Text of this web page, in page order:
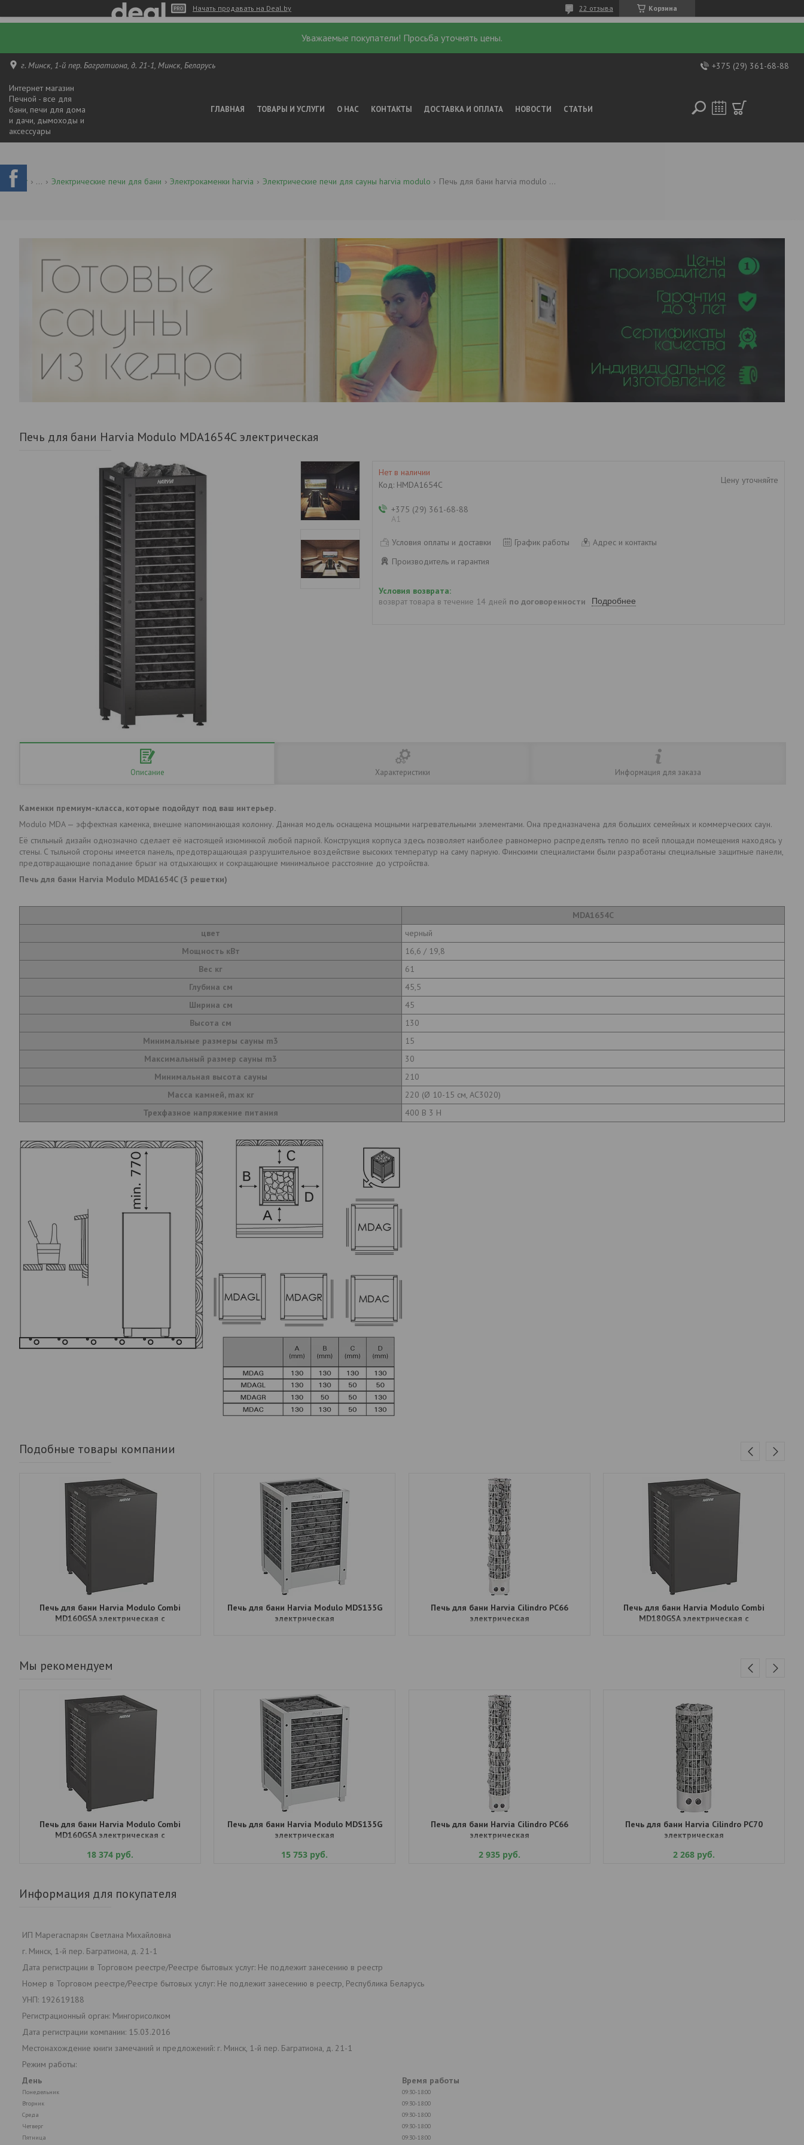
Начать продавать на Deal.by Корзина
22 отзыва
Уважаемые покупатели! Просьба уточнять цены.
г. Минск, 1-й пер. Багратиона, д. 21-1, Минск, Беларусь +375 (29) 361-68-88
Интернет магазин
Печной - все для
бани, печи для дома
и дачи, дымоходы и
аксессуары
ГЛАВНАЯ ТОВАРЫ И УСЛУГИ О НАС КОНТАКТЫ ДОСТАВКА И ОПЛАТА НОВОСТИ СТАТЬИ
... Электрические печи для бани Электрокаменки harvia Электрические печи для сауны harvia modulo Печь для бани harvia modulo mda1654c электрическая
Печь для бани Harvia Modulo MDA1654C электрическая
Нет в наличии
Код: HMDA1654C Цену уточняйте
+375 (29) 361-68-88
А1
Условия оплаты и доставки График работы
Адрес и контакты
Производитель и гарантия
возврат товара в течение 14 дней по договоренности Подробнее
Описание Характеристики Информация для заказа
Каменки премиум-класса, которые подойдут под ваш интерьер.
Modulo MDA — эффектная каменка, внешне напоминающая колонну. Данная модель оснащена мощными нагревательными элементами. Она предназначена для больших семейных и коммерческих саун.
Её стильный дизайн однозначно сделает её настоящей изюминкой любой парной. Конструкция корпуса здесь позволяет наиболее равномерно распределять тепло по всей площади помещения находясь у
стены. С тыльной стороны имеется панель, предотвращающая разрушительное воздействие высоких температур на саму парную. Финскими специалистами были разработаны специальные защитные панели,
предотвращающие попадание брызг на отдыхающих и сокращающие минимальное расстояние до устройства.
Печь для бани Harvia Modulo MDA1654C (3 решетки)
MDA1654C
цвет
черный
Мощность кВт
16,6 / 19,8
Вес кг
61
Глубина см
45,5
Ширина см
45
Высота см
130
Минимальные размеры сауны m3
15
Максимальный размер сауны m3
30
Минимальная высота сауны
210
Масса камней, max кг
220 (Ø 10-15 см, AC3020)
Трехфазное напряжение питания
400 В 3 Н
Подобные товары компании
Печь для бани Harvia Modulo Combi
MD160GSA электрическая с
Печь для бани Harvia Modulo MDS135G
электрическая
Печь для бани Harvia Cilindro PC66
электрическая
Печь для бани Harvia Modulo Combi
MD180GSA электрическая с
Мы рекомендуем
Печь для бани Harvia Modulo Combi
MD160GSA электрическая с
18 374 руб.
Печь для бани Harvia Modulo MDS135G
электрическая
15 753 руб.
Печь для бани Harvia Cilindro PC66
электрическая
2 935 руб.
Печь для бани Harvia Cilindro PC70
электрическая
2 268 руб.
Информация для покупателя
ИП Марегаспарян Светлана Михайловна
г. Минск, 1-й пер. Багратиона, д. 21-1
Дата регистрации в Торговом реестре/Реестре бытовых услуг: Не подлежит занесению в реестр
Номер в Торговом реестре/Реестре бытовых услуг: Не подлежит занесению в реестр, Республика Беларусь
УНП: 192619188
Регистрационный орган: Мингорисолком
Дата регистрации компании: 15.03.2016
Местонахождение книги замечаний и предложений: г. Минск, 1-й пер. Багратиона, д. 21-1
Режим работы:
День
Время работы
Понедельник
09:30-18:00
Вторник
09:30-18:00
Среда
09:30-18:00
Четверг
09:30-18:00
Пятница
09:30-18:00